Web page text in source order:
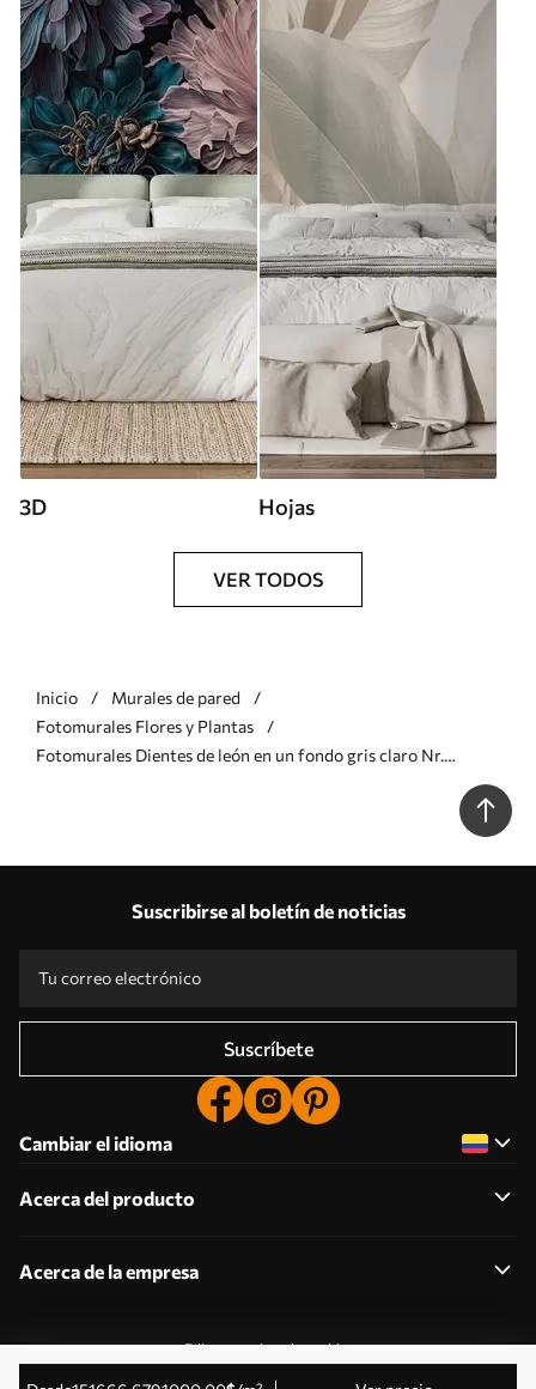
3D Hojas
VER TODOS
Inicio
Murales de pared
Fotomurales Flores y Plantas
Fotomurales Dientes de león en un fondo gris claro Nr.
Suscribirse al boletín de noticias
Suscríbete
Cambiar el idioma
Acerca del producto
Acerca de la empresa
Editar permisos de cookies
© 2011-2026 Uwalls . Todos los derechos reservados.